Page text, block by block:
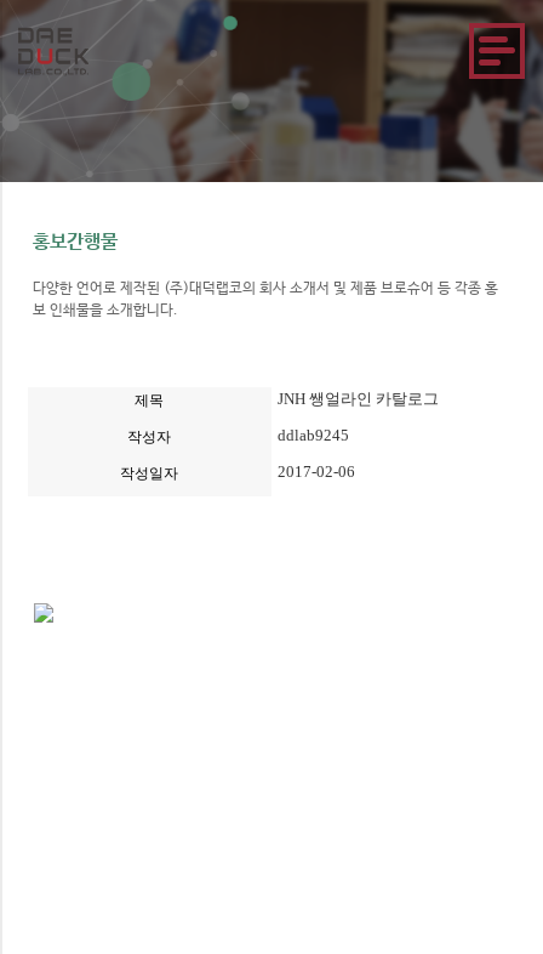
홍보간행물
다양한 언어로 제작된 (주)대덕랩코의 회사 소개서 및 제품 브로슈어 등 각종 홍
보 인쇄물을 소개합니다.
제목 JNH 쌩얼라인 카탈로그
작성자 ddlab9245
작성일자 2017-02-06